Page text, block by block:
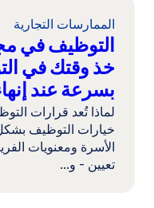
التوظيف في
خذ وقتك في
بسرعة عند
الممارسات التجارية
لماذا تُعد قرارات
خيارات التوظيف
الأسرة ومعنويات
تعيين - و...